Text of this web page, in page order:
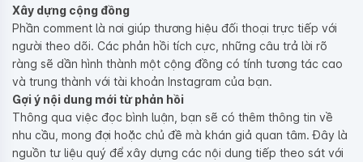
Xây dựng cộng đồng
Phần comment là nơi giúp thương hiệu đối thoại trực tiếp với
người theo dõi. Các phản hồi tích cực, những câu trả lời rõ
ràng sẽ dần hình thành một cộng đồng có tính tương tác cao
và trung thành với tài khoản Instagram của bạn.
Gợi ý nội dung mới từ phản hồi
Thông qua việc đọc bình luận, bạn sẽ có thêm thông tin về
nhu cầu, mong đợi hoặc chủ đề mà khán giả quan tâm. Đây là
nguồn tư liệu quý để xây dựng các nội dung tiếp theo sát với